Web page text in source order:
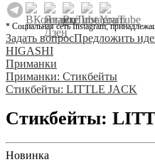
* Социальная сеть Instagram,
Задать вопросПредложить
HIGASHI
Приманки
Приманки: Стикбейты
Стикбейты: LITTLE JACK
Стикбейты:
Новинка